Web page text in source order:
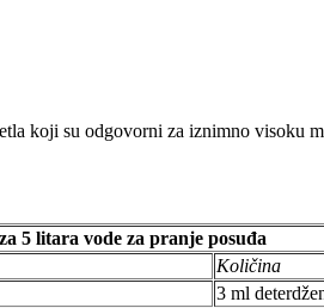
koji su odgovorni za iznimno visoku
5 litara vode za pranje posuđa
Količina
3 ml